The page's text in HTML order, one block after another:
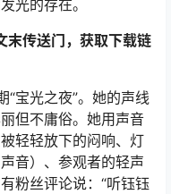
光的存在。
末传送门，获取下载链
“宝光之夜”。她的声线
但不庸俗。她用声音
轻轻放下的闷响、灯
音）、参观者的轻声
粉丝评论说：“听钰钰